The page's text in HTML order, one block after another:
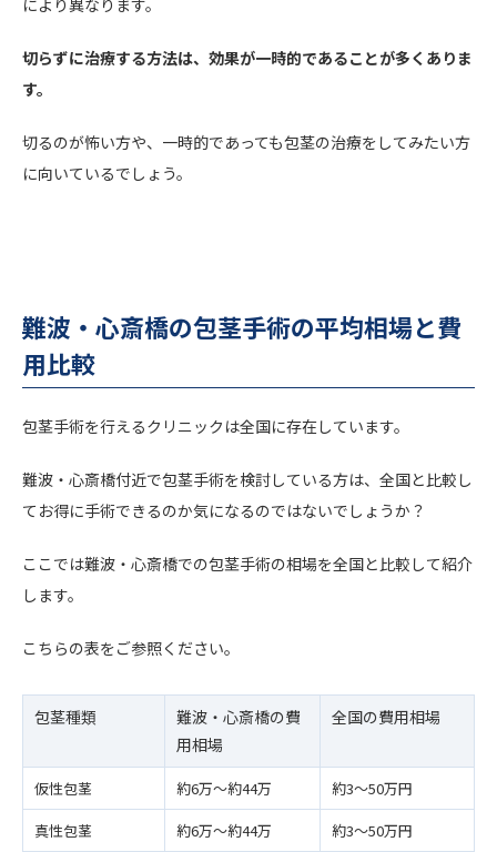
切らずに治療する方法は、効果が一時的であることが多くありま
す。
切るのが怖い方や、一時的であっても包茎の治療をしてみたい方
に向いているでしょう。
難波・心斎橋の包茎手術の平均相場と費
用比較
包茎手術を行えるクリニックは全国に存在しています。
難波・心斎橋付近で包茎手術を検討している方は、全国と比較し
てお得に手術できるのか気になるのではないでしょうか？
ここでは難波・心斎橋での包茎手術の相場を全国と比較して紹介
します。
こちらの表をご参照ください。
包茎種類
難波・心斎橋の費
用相場
全国の費用相場
仮性包茎 約6万〜約44万
約3〜50万円
真性包茎
約6万〜約44万
約3〜50万円